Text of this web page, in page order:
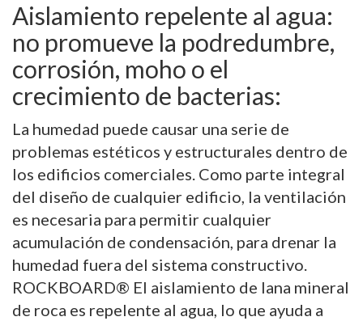
Aislamiento repelente al agua:
no promueve la podredumbre,
corrosión, moho o el
crecimiento de bacterias:
La humedad puede causar una serie de
problemas estéticos y estructurales dentro de
los edificios comerciales. Como parte integral
del diseño de cualquier edificio, la ventilación
es necesaria para permitir cualquier
acumulación de condensación, para drenar la
humedad fuera del sistema constructivo.
ROCKBOARD® El aislamiento de lana mineral
de roca es repelente al agua, lo que ayuda a